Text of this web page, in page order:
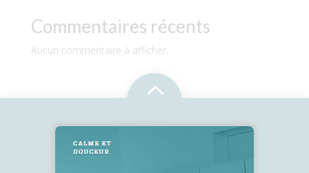
Commentaires récents
Aucun commentaire à afficher.
2